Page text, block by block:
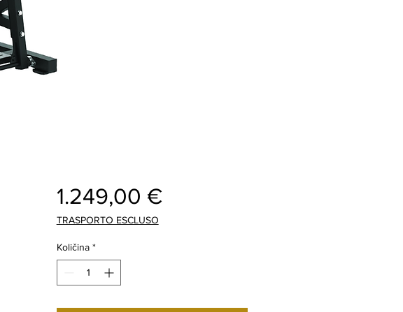
1.249,00 €Cijena
TRASPORTO ESCLUSO
Količina *